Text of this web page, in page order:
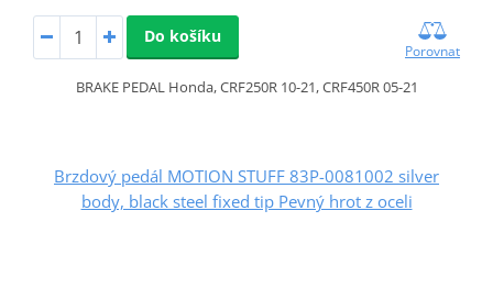
Do košíku
Porovnat
BRAKE PEDAL Honda, CRF250R 10-21, CRF450R 05-21
Brzdový pedál MOTION STUFF 83P-0081002 silver
body, black steel fixed tip Pevný hrot z oceli